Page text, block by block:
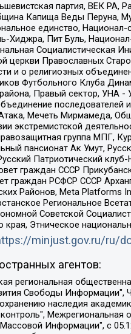
партия, ВЕК РА,
Капища Веды Перуна,
единство,
Хиджра, Пит Буль,
Социалистическая
церкви Православных
и о религиозных
Футбольного Клуба
Правый сектор, УНА -
последователей
Мечеть Мирмамеда,
экстремистской
группа МПГ,
пансионат Ак Умут,
Патриотический
граждан СССР
граждан РСФСР СССР
Районов, Meta Platforms
Региональное
Советской
края, Этническое
minjust.gov.ru/ru/
агентов:
квалификации) специалистов "АКАДЕМИЯ ПО ПРАВАМ ЧЕЛОВЕКА", Свердловская региональная общественная организация "Сутяжник", Автономная некоммерческая организация "Центр независимых социологических исследований", Союз общественных объединений "Российский исследовательский центр по правам человека", Региональное общественное учреждение научно-информационный центр "МЕМОРИАЛ", Некоммерческая организация "Фонд защиты гласности", Автономная некоммерческая организация "Институт прав человека", Городская общественная организация "Екатеринбургское общество "МЕМОРИАЛ", Городская общественная организация "Рязанское историко-просветительское и правозащитное общество "Мемориал" (Рязанский Мемориал), Челябинский региональный орган общественной самодеятельности – женское общественное объединение "Женщины Евразии", Челябинский региональный орган общественной самодеятельности "Уральская правозащитная группа", Фонд содействия защите здоровья и социальной справедливости имени Андрея Рылькова, Автономная Некоммерческая Организация "Аналитический Центр Юрия Левады", Автономная некоммерческая организация социальной поддержки населения "Проект Апрель", Региональная общественная организация помощи женщинам и детям, находящимся в кризисной ситуации "Информационно-методический центр "Анна", Фонд содействия развитию массовых коммуникаций и правовому просвещению "Так-так-Так", Фонд содействия устойчивому развитию "Серебряная тайга", Свердловский региональный общественный фонд социальных проектов "Новое время", "Idel.Реалии", Кавказ.Реалии, Крым.Реалии, Телеканал Настоящее Время, Татаро-башкирская служба Радио Свобода (Azatliq Radiosi), Радио Свободная Европа/Радио Свобода (PCE/PC), "Сибирь.Реалии", "Фактограф",